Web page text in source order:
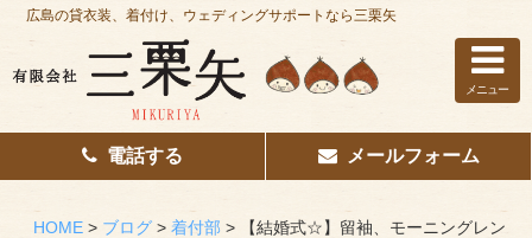
ホーム
はじめての方へ
広島の貸衣装、着付け、ウェディングサポートなら三栗矢
メニュー
電話する メールフォーム
HOME> ブログ> 着付部 >
【結婚式☆】留袖、モーニングレン